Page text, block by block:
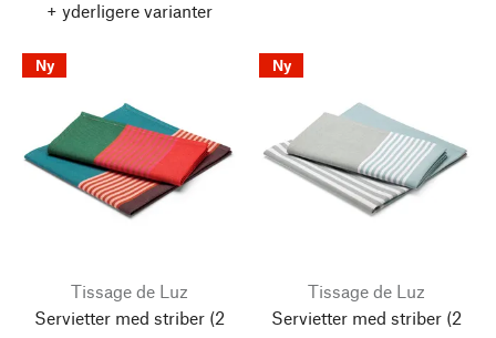
+ yderligere varianter
Ny
Tissage de Luz
Servietter med striber (2
Ny
Tissage de Luz
Servietter med striber (2